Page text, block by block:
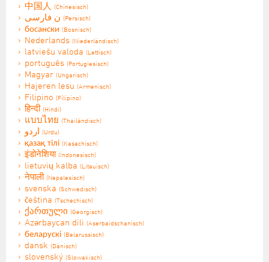
中国人 (Chinesisch)
(Persisch)
босански (Bosnisch)
Nederlands (Niederländisch)
latviešu valoda (Lettisch)
português (Portugiesisch)
Magyar (Ungarisch)
Hajeren lesu (Armenisch)
Filipino (Filipino)
हिन्दी (Hindi)
แบบไทย (Thailändisch)
(Urdu)
қазақ тілі (Kasachisch)
इंडोनेशिया (Indonesisch)
lietuvių kalba (Litauisch)
नेपाली (Nepalesisch)
svenska (Schwedisch)
čeština (Tschechisch)
ქართული (Georgisch)
Azərbaycan dili (Aserbaidschanisch)
беларускі (Belarussisch)
dansk (Dänisch)
slovenský (Slowakisch)